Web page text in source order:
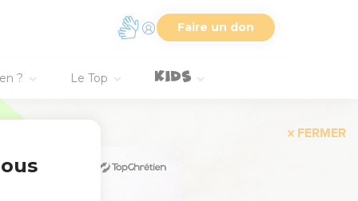
Faire un don
? Le Top
FERMER